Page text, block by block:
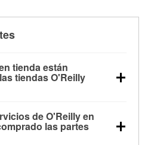
tienda están
tiendas O'Reilly
de alternador y
de la luz “Check Engine”
de O'Reilly en
las partes